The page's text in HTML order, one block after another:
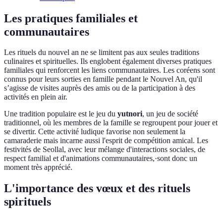
Les pratiques familiales et
communautaires
Les rituels du nouvel an ne se limitent pas aux seules traditions
culinaires et spirituelles. Ils englobent également diverses pratiques
familiales qui renforcent les liens communautaires. Les coréens sont
connus pour leurs sorties en famille pendant le Nouvel An, qu'il
s’agisse de visites auprès des amis ou de la participation à des
activités en plein air.
Une tradition populaire est le jeu du yutnori, un jeu de société
traditionnel, où les membres de la famille se regroupent pour jouer et
se divertir. Cette activité ludique favorise non seulement la
camaraderie mais incarne aussi l'esprit de compétition amical. Les
festivités de Seollal, avec leur mélange d'interactions sociales, de
respect familial et d'animations communautaires,·sont donc un
moment très apprécié.
L'importance des vœux et des rituels
spirituels